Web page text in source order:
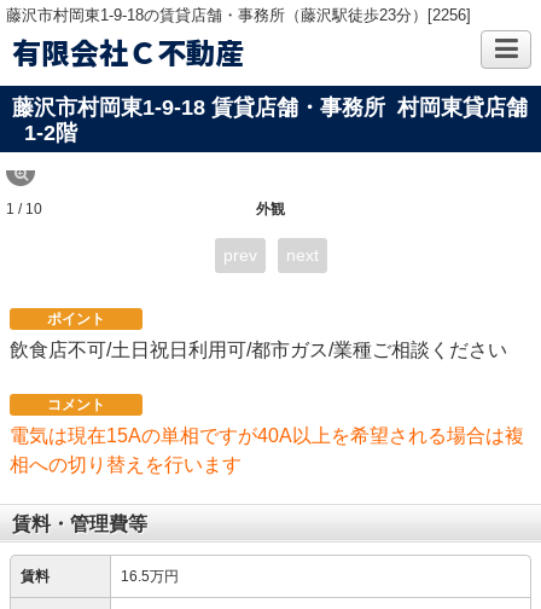
藤沢市村岡東1-9-18の賃貸店舗・事務所（藤沢駅徒歩23分）[2256]
有限会社Ｃ不動産
藤沢市村岡東1-9-18 賃貸店舗・事務所 村岡東貸店舗
1-2階
外観
1 / 10
prev next
ポイント
飲食店不可/土日祝日利用可/都市ガス/業種ご相談ください
コメント
電気は現在15Aの単相ですが40A以上を希望される場合は複
相への切り替えを行います
賃料・管理費等
賃料 16.5万円